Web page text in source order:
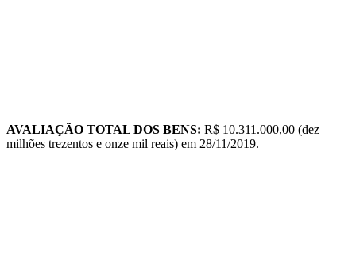
AVALIAÇÃO TOTAL DOS BENS: R$ 10.311.000,00 (dez
milhões trezentos e onze mil reais) em 28/11/2019.